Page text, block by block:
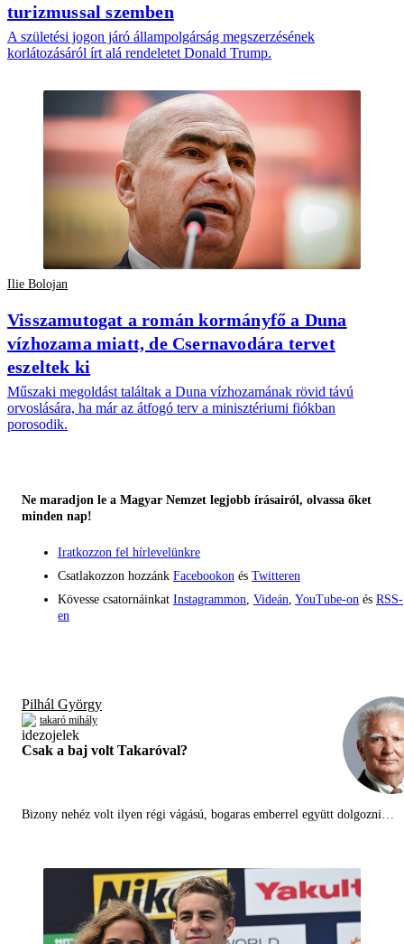
turizmussal szemben
A születési jogon járó állampolgárság megszerzésének
korlátozásáról írt alá rendeletet Donald Trump.
Ilie Bolojan
Visszamutogat a román kormányfő a Duna
vízhozama miatt, de Csernavodára tervet
eszeltek ki
Műszaki megoldást találtak a Duna vízhozamának rövid távú
orvoslására, ha már az átfogó terv a minisztériumi fiókban
porosodik.
Ne maradjon le a Magyar Nemzet legjobb írásairól, olvassa őket
minden nap!
Iratkozzon fel hírlevelünkre
Csatlakozzon hozzánk Facebookon és Twitteren
Kövesse csatornáinkat Instagrammon Videán YouTube-on és RSS-
en
Pilhál György
takaró mihály
Csak a baj volt Takaróval?
Bizony nehéz volt ilyen régi vágású, bogaras emberrel együtt dolgozni…